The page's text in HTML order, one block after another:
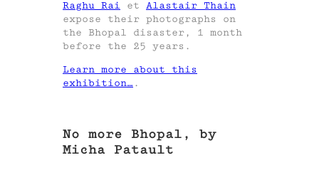
Raghu Rai et Alastair Thain
expose their photographs on
the Bhopal disaster, 1 month
before the 25 years.
Learn more about this
exhibition… .
No more Bhopal, by
Micha Patault